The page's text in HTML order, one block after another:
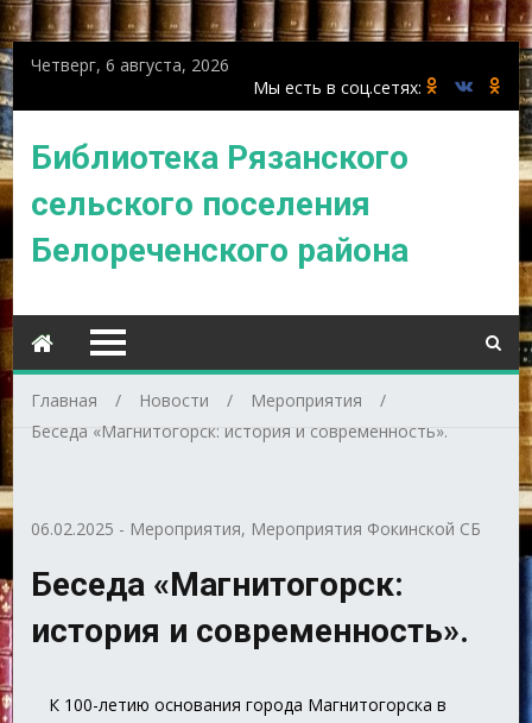
Четверг, 6 августа, 2026
Библиотека Рязанского
сельского поселения
Белореченского района
Главная Новости
Мероприятия
Беседа «Магнитогорск: история и современность».
06.02.2025 - Мероприятия, Мероприятия Фокинской СБ
Беседа «Магнитогорск:
история и современность».
К 100-летию основания города Магнитогорска в